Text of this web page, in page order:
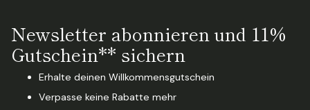
Newsletter abonnieren und 11%
Gutschein** sichern
Erhalte deinen Willkommensgutschein
Verpasse keine Rabatte mehr